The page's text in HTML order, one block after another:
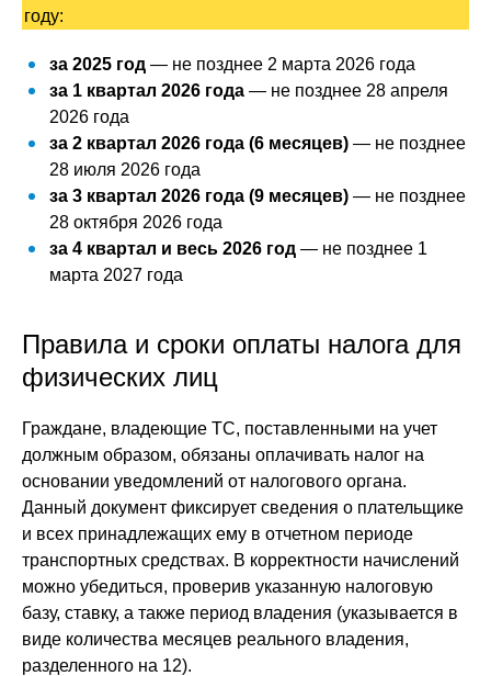
году:
за 2025 год — не позднее 2 марта 2026 года
за 1 квартал 2026 года — не позднее 28 апреля
2026 года
за 2 квартал 2026 года (6 месяцев) — не позднее
28 июля 2026 года
за 3 квартал 2026 года (9 месяцев) — не позднее
28 октября 2026 года
за 4 квартал и весь 2026 год — не позднее 1
марта 2027 года
Правила и сроки оплаты налога для
физических лиц
Граждане, владеющие ТС, поставленными на учет
должным образом, обязаны оплачивать налог на
основании уведомлений от налогового органа.
Данный документ фиксирует сведения о плательщике
и всех принадлежащих ему в отчетном периоде
транспортных средствах. В корректности начислений
можно убедиться, проверив указанную налоговую
базу, ставку, а также период владения (указывается в
виде количества месяцев реального владения,
разделенного на 12).